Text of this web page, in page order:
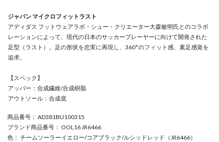
ジャパン マイクロフィットラスト
アディダス フットウェアラボ・シュー・クリエーター大森敏明氏とのコラボ
レーションによって、現代の日本のサッカープレーヤーに向けて開発された
足型（ラスト）。足の形状を忠実に再現し、360°のフィット感、素足感覚を
追求。
【スペック】
アッパー：合成繊維/合成樹脂
アウトソール：合成底
商品番号 ： AD381BU100315
ブランド商品番号 ： OOL16 JR6466
色 ： チームソーラーイエロー/コアブラック/ルシッドレッド（JR6466）